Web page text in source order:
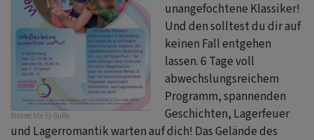
Bildrechte Ej-SuRo
unangefochtene Klassiker!
Und den solltest du dir auf
keinen Fall entgehen
lassen. 6 Tage voll
abwechslungsreichem
Programm, spannenden
Geschichten, Lagerfeuer
und Lagerromantik warten auf dich! Das Gelände des